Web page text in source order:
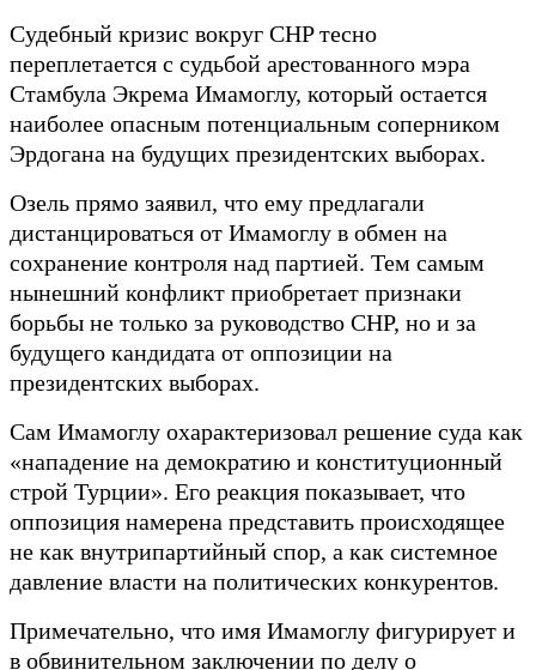
Судебный кризис вокруг CHP тесно
переплетается с судьбой арестованного мэра
Стамбула Экрема Имамоглу, который остается
наиболее опасным потенциальным соперником
Эрдогана на будущих президентских выборах.
Озель прямо заявил, что ему предлагали
дистанцироваться от Имамоглу в обмен на
сохранение контроля над партией. Тем самым
нынешний конфликт приобретает признаки
борьбы не только за руководство CHP, но и за
будущего кандидата от оппозиции на
президентских выборах.
Сам Имамоглу охарактеризовал решение суда как
«нападение на демократию и конституционный
строй Турции». Его реакция показывает, что
оппозиция намерена представить происходящее
не как внутрипартийный спор, а как системное
давление власти на политических конкурентов.
Примечательно, что имя Имамоглу фигурирует и
в обвинительном заключении по делу о